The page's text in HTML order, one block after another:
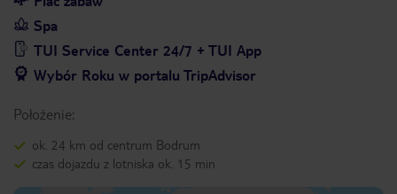
Spa
TUI Service Center 24/7 + TUI App
Wybór Roku w portalu TripAdvisor
Położenie:
ok. 24 km od centrum Bodrum
czas dojazdu z lotniska ok. 15 min